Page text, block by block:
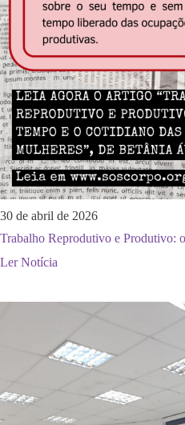
30 de abril de 2026
Trabalho Reprodutivo e Produtivo:
Ler Notícia